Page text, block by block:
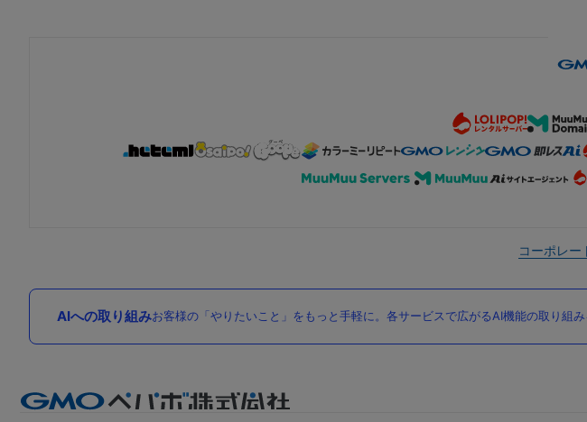
コーポレー
AIへの取り組みお客様の「やりたいこと」をもっと手軽に。各サービスで広がるAI機能の取り組み